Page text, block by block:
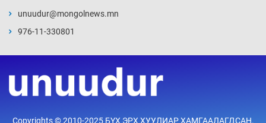
2026-08-07
2026-08-07
unuudur@mongolnews.mn
976-11-330801
Copyrights © 2010-2025 БҮХ ЭРХ ХУУЛИАР ХАМГААЛАГДСАН.